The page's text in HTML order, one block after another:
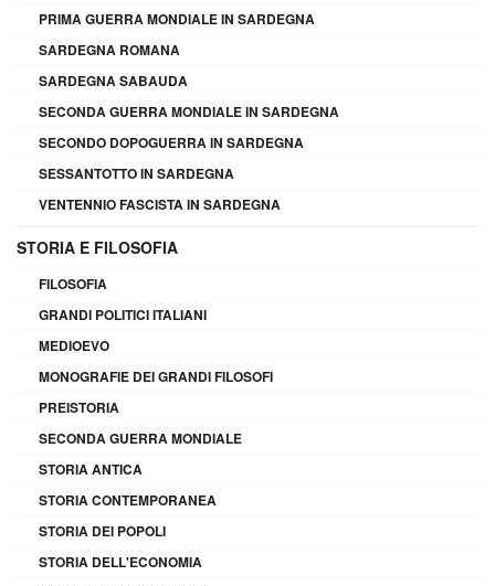
PRIMA GUERRA MONDIALE IN SARDEGNA
SARDEGNA ROMANA
SARDEGNA SABAUDA
SECONDA GUERRA MONDIALE IN SARDEGNA
SECONDO DOPOGUERRA IN SARDEGNA
SESSANTOTTO IN SARDEGNA
VENTENNIO FASCISTA IN SARDEGNA
STORIA E FILOSOFIA
FILOSOFIA
GRANDI POLITICI ITALIANI
MEDIOEVO
MONOGRAFIE DEI GRANDI FILOSOFI
PREISTORIA
SECONDA GUERRA MONDIALE
STORIA ANTICA
STORIA CONTEMPORANEA
STORIA DEI POPOLI
STORIA DELL'ECONOMIA